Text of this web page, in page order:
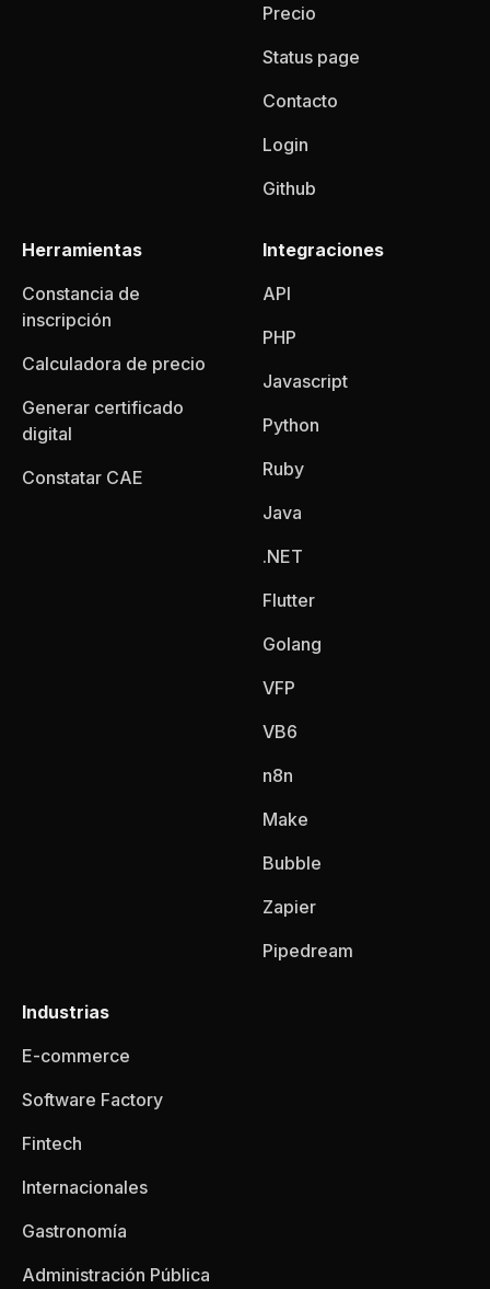
Precio
Status page
Contacto
Login
Github
Herramientas
Constancia de
inscripción
Calculadora de precio
Generar certificado
digital
Constatar CAE
Integraciones
API
PHP
Javascript
Python
Ruby
Java
.NET
Flutter
Golang
VFP
VB6
n8n
Make
Bubble
Zapier
Pipedream
Industrias
E-commerce
Software Factory
Fintech
Internacionales
Gastronomía
Administración Pública